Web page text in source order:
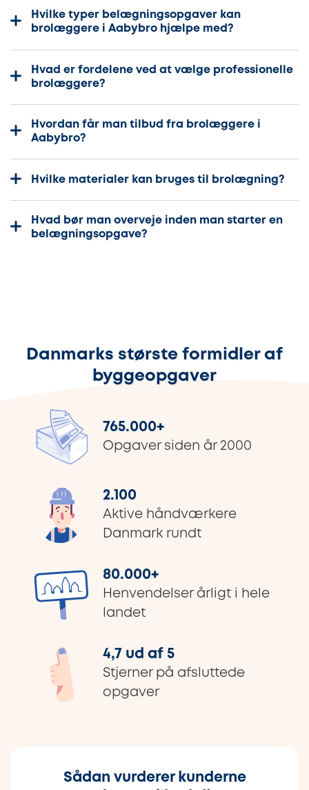
Hvilke typer belægningsopgaver kan
brolæggere i Aabybro hjælpe med?
Hvad er fordelene ved at vælge professionelle
brolæggere?
Hvordan får man tilbud fra brolæggere i
Aabybro?
Hvilke materialer kan bruges til brolægning?
Hvad bør man overveje inden man starter en
belægningsopgave?
Danmarks største formidler af
byggeopgaver
765.000+
Opgaver siden år 2000
2.100
Aktive håndværkere
Danmark rundt
80.000+
Henvendelser årligt i hele
landet
4,7 ud af 5
Stjerner på afsluttede
opgaver
Sådan vurderer kunderne